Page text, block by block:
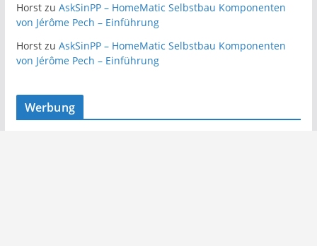
Horstzu AskSinPP – HomeMatic Selbstbau Komponenten
von Jérôme Pech – Einführung
Horstzu AskSinPP – HomeMatic Selbstbau Komponenten
von Jérôme Pech – Einführung
Werbung